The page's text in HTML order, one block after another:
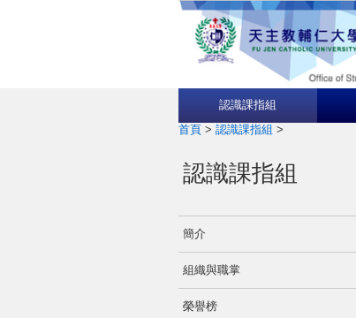
認識課指組
首頁 > 認識課指組 >
認識課指組
簡介
組織與職掌
榮譽榜